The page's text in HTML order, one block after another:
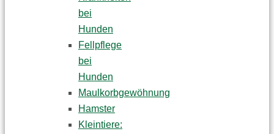
bei
Hunden
Fellpflege
bei
Hunden
Maulkorbgewöhnung
Hamster
Kleintiere: